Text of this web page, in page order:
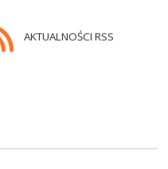
AKTUALNOŚCI RSS